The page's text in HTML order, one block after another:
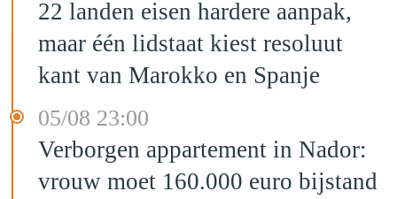
22 landen eisen hardere aanpak,
maar één lidstaat kiest resoluut
kant van Marokko en Spanje
05/08 23:00
Verborgen appartement in Nador:
vrouw moet 160.000 euro bijstand